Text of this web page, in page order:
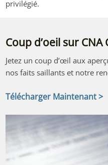
privilégié.
Coup d’oeil sur CNA
Jetez un coup d’œil aux
nos faits saillants et notre
Télécharger Maintenant >